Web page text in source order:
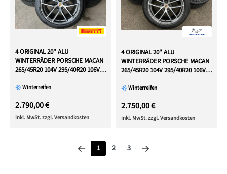
4 ORIGINAL 20" ALU
WINTERRÄDER PORSCHE MACAN
265/45R20 104V 295/40R20 106V
Winterreifen
2.790,00 €
inkl. MwSt. zzgl. Versandkosten
4 ORIGINAL 20" ALU
WINTERRÄDER PORSCHE MACAN
265/45R20 104V 295/40R20 106V
Winterreifen
2.750,00 €
inkl. MwSt. zzgl. Versandkosten
Seite
1 Seite
2 Seite
3